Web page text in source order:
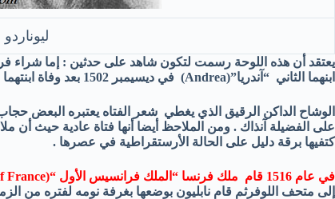
يعتقد أن هذه اللوحة رسمت لتكون شاهد على حدثين : إما شراء
ابنهما الثاني “آندريا”(Andrea) في ديسيمبر 1502 بعد وفاة ابنتهما عام 1499 .
الوشاح الداكن الرقيق الذي يغطي شعر الفتاه يعتبره البعض
على الفضيلة آنذاك . ومن الملاحظ أيضا أنها فتاة عادية حيث أن
كتفيها برقة دليل على الحالة الأرستقراطية في عصرها .
في عام 1516 قام ملك فرنسا “الملك فرانسيس الأول “( France
إلى متحف اللوفرثم قام نابليون بوضعها بغرفة نومه لفتره من